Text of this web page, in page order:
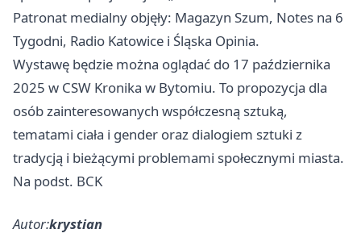
Patronat medialny objęły: Magazyn Szum, Notes na 6
Tygodni, Radio Katowice i Śląska Opinia.
Wystawę będzie można oglądać do 17 października
2025 w CSW Kronika w Bytomiu. To propozycja dla
osób zainteresowanych współczesną sztuką,
tematami ciała i gender oraz dialogiem sztuki z
tradycją i bieżącymi problemami społecznymi miasta.
Na podst. BCK
Autor:krystian